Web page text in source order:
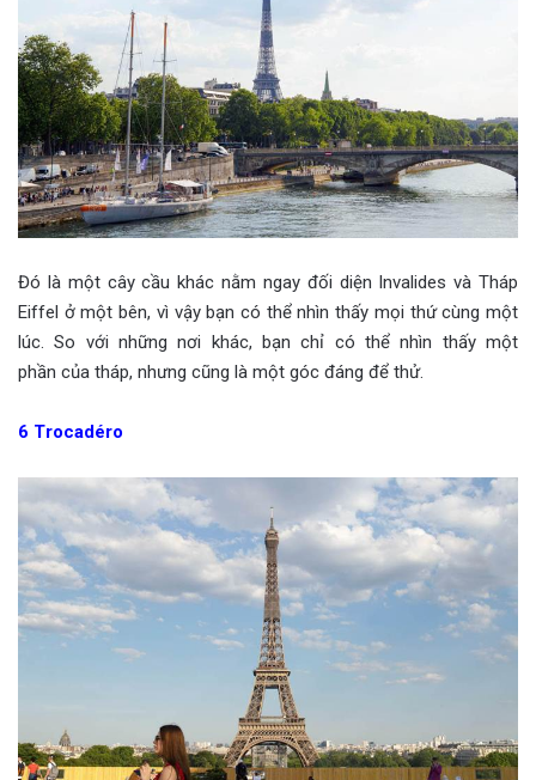
Đó là một cây cầu khác nằm ngay đối diện Invalides và Tháp
Eiffel ở một bên, vì vậy bạn có thể nhìn thấy mọi thứ cùng một
lúc. So với những nơi khác, bạn chỉ có thể nhìn thấy một
phần của tháp, nhưng cũng là một góc đáng để thử.
6 Trocadéro